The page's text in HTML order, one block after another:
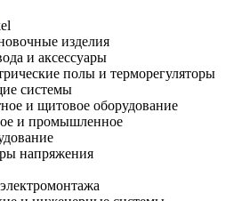
изделия
и аксессуары
полы и терморегуляторы
системы
и щитовое оборудование
и промышленное
напряжения